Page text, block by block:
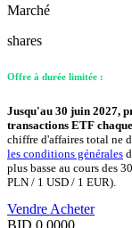
Marché
shares
Offre à durée limitée :
Jusqu'au 30 juin 2027,
transactions ETF
chiffre d'affaires total ne
les conditions générales
plus basse au cours des
PLN / 1 USD / 1 EUR).
Vendre Acheter